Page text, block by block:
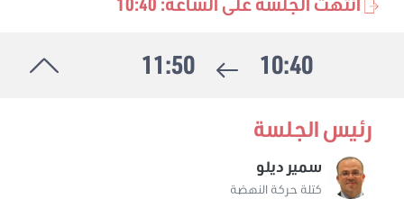
10:40
11:50
رئيس الجلسة
سمير ديلو
كتلة حركة النهضة